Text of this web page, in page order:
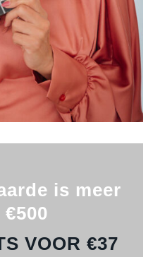
is meer
€500
VOOR €37